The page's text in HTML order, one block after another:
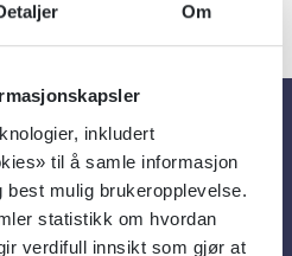
Om
inkludert
til å samle informasjon
best mulig brukeropplevelse.
statistikk om hvordan
verdifull innsikt som gjør at